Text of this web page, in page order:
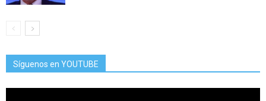
Síguenos en YOUTUBE